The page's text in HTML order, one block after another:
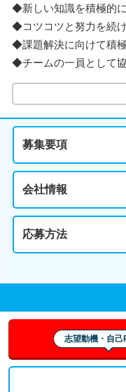
◆新しい知識を積極的
◆コツコツと努力を続
◆課題解決に向けて積
◆チームの一員として
募集要項
会社情報
応募方法
志望動機・自己